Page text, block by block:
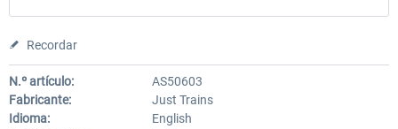
Recordar
N.º artículo:
AS50603
Fabricante:
Just Trains
Idioma:
English